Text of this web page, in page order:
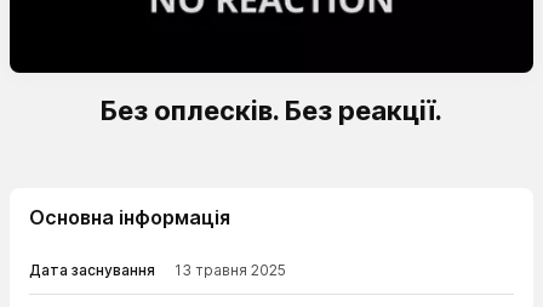
Без оплесків. Без реакції.
Основна інформація
Дата заснування 13 травня 2025